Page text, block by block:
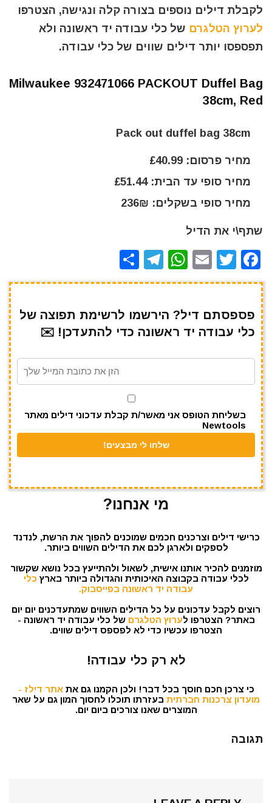
לקבלת דילים נוספים בצורה קלה ונגישה, הצטרפו
לערוץ הטלגרם של כלי עבודה יד ראשונה ולא
תפספסו יותר דילים שווים של כלי עבודה.
Milwaukee 932471066 PACKOUT Duffel Bag
38cm, Red
Pack out duffel bag 38cm
מחיר פרסום: £40.99
מחיר סופי עד הבית: £51.44
מחיר סופי בשקלים: 236₪
שתף\י את הדיל
F
a
e
b
o
T
w
te
r
E
m
l
W
h
s
A
p
T
el
gr
a
m
h
e
פספסתם דיל? הירשמו לרשימת תפוצה של
כלי עבודה יד ראשונה כדי להתעדכן! ✉️
בשליחת הטופס אני מאשר/ת קבלת עדכוני דילים מאתר
Newtools
מי אנחנו?
כרישי דילים וצרכנים חכמים שמוכנים להפוך את הרשת, לנדנד
לספקים ולארגן לכם את הדילים השווים ביותר.
מוזמנים להכיר אותנו אישית, לשאול ולהתייעץ בכל נושא שקשור
לכלי עבודה בקבוצה האיכותית והגדולה ביותר בארץ כלי
עבודה יד ראשונה בפייסבוק.
רוצים לקבל עדכונים על כל הדילים השווים שמתעדכנים יום יום
באתר? הצטרפו לערוץ הטלגרם של כלי עבודה יד ראשונה -
הצטרפו עכשיו כדי לא לפספס דילים שווים.
לא רק כלי עבודה!
כי צרכן חכם חוסך בכל דבר! ולכן הקמנו גם אתאתר דילז -
מועדון צרכנות חברתית בעזרתו תוכלו לחסוך המון גם על שאר
המוצרים שאנו צורכים ביום יום.
תגובה